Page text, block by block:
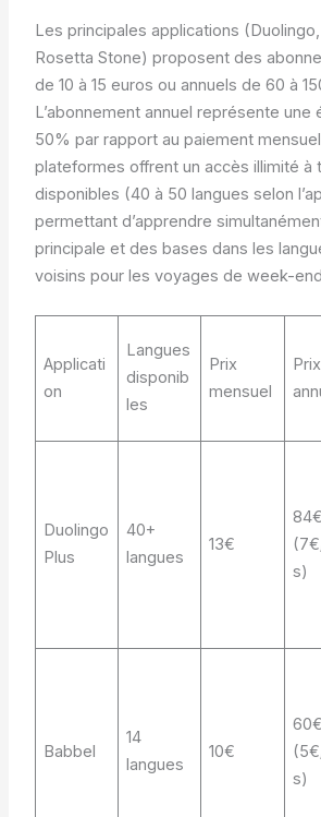
Les principales applications (Duolingo,
Rosetta Stone) proposent des
de 10 à 15 euros ou annuels de 60 à
L’abonnement annuel représente une
50% par rapport au paiement
plateformes offrent un accès illimité à
disponibles (40 à 50 langues selon
permettant d’apprendre
principale et des bases dans les
voisins pour les voyages de week-
Applicati
on
Langues
disponib
les
Prix
mensuel
Prix
Duolingo
Plus
40+
langues
13€
84€
s)
Babbel
14
langues
10€
60€
s)